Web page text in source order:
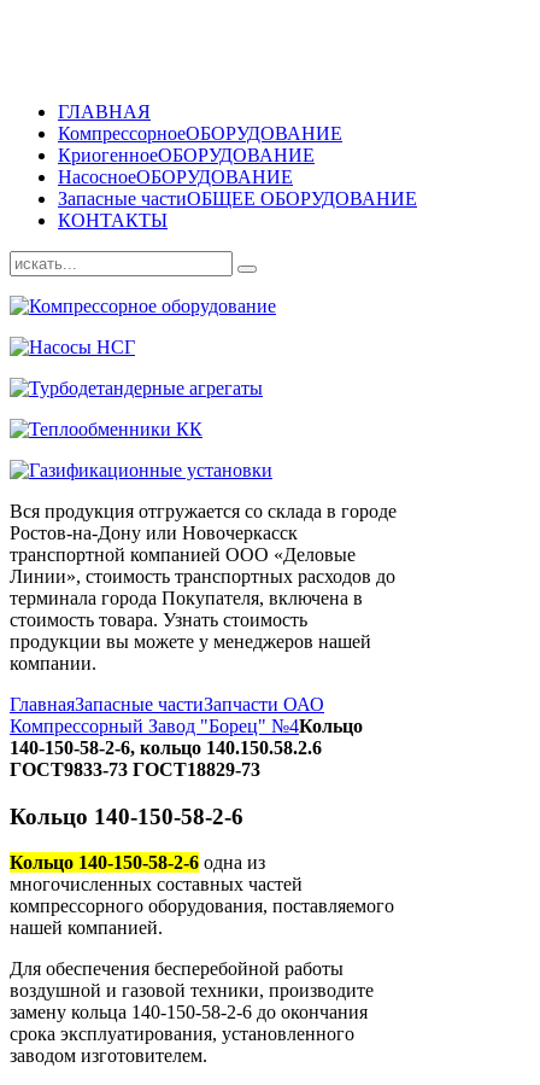
ГЛАВНАЯ
КомпрессорноеОБОРУДОВАНИЕ
КриогенноеОБОРУДОВАНИЕ
НасосноеОБОРУДОВАНИЕ
Запасные частиОБЩЕЕ ОБОРУДОВАНИЕ
КОНТАКТЫ
Вся продукция отгружается со склада в городе
Ростов-на-Дону или Новочеркасск
транспортной компанией ООО «Деловые
Линии», стоимость транспортных расходов до
терминала города Покупателя, включена в
стоимость товара. Узнать стоимость
продукции вы можете у менеджеров нашей
компании.
ГлавнаяЗапасные частиЗапчасти ОАО
Компрессорный Завод "Борец" №4Кольцо
140-150-58-2-6, кольцо 140.150.58.2.6
ГОСТ9833-73 ГОСТ18829-73
Кольцо 140-150-58-2-6
Кольцо 140-150-58-2-6 одна из
многочисленных составных частей
компрессорного оборудования, поставляемого
нашей компанией.
Для обеспечения бесперебойной работы
воздушной и газовой техники, производите
замену кольца 140-150-58-2-6 до окончания
срока эксплуатирования, установленного
заводом изготовителем.